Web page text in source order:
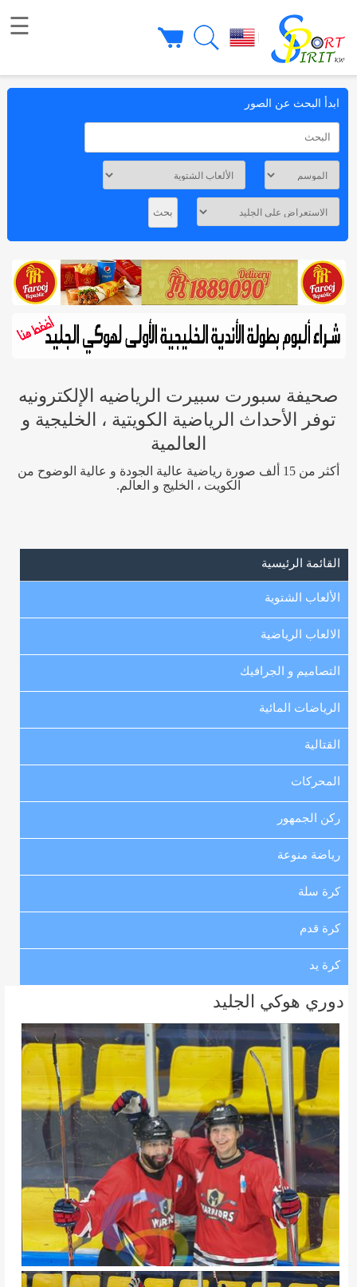
|
☰
ابدأ البحث عن الصور
صحيفة سبورت سبيرت الرياضيه الإلكترونيه
توفر الأحداث الرياضية الكويتية ، الخليجية و
العالمية
أكثر من 15 ألف صورة رياضية عالية الجودة و عالية الوضوح من
الكويت ، الخليج و العالم.
القائمة الرئيسية
الألعاب الشتوية
الالعاب الرياضية
التصاميم و الجرافيك
الرياضات المائية
القتالية
المحركات
ركن الجمهور
رياضة منوعة
كرة سلة
كرة قدم
كرة يد
دوري هوكي الجليد